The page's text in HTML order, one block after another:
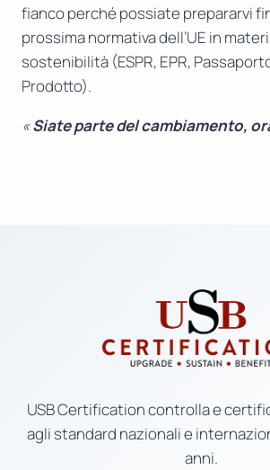
fianco perché possiate prepararvi
prossima normativa dell’UE in
sostenibilità (ESPR, EPR,
Prodotto).
«Siate parte del cambiamento,
USB Certification controlla e
agli standard nazionali e
anni.